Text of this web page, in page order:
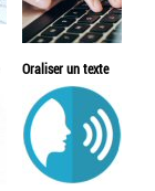
Oraliser un texte